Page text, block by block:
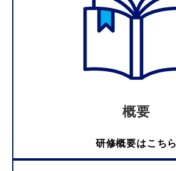
概要
研修概要はこちら